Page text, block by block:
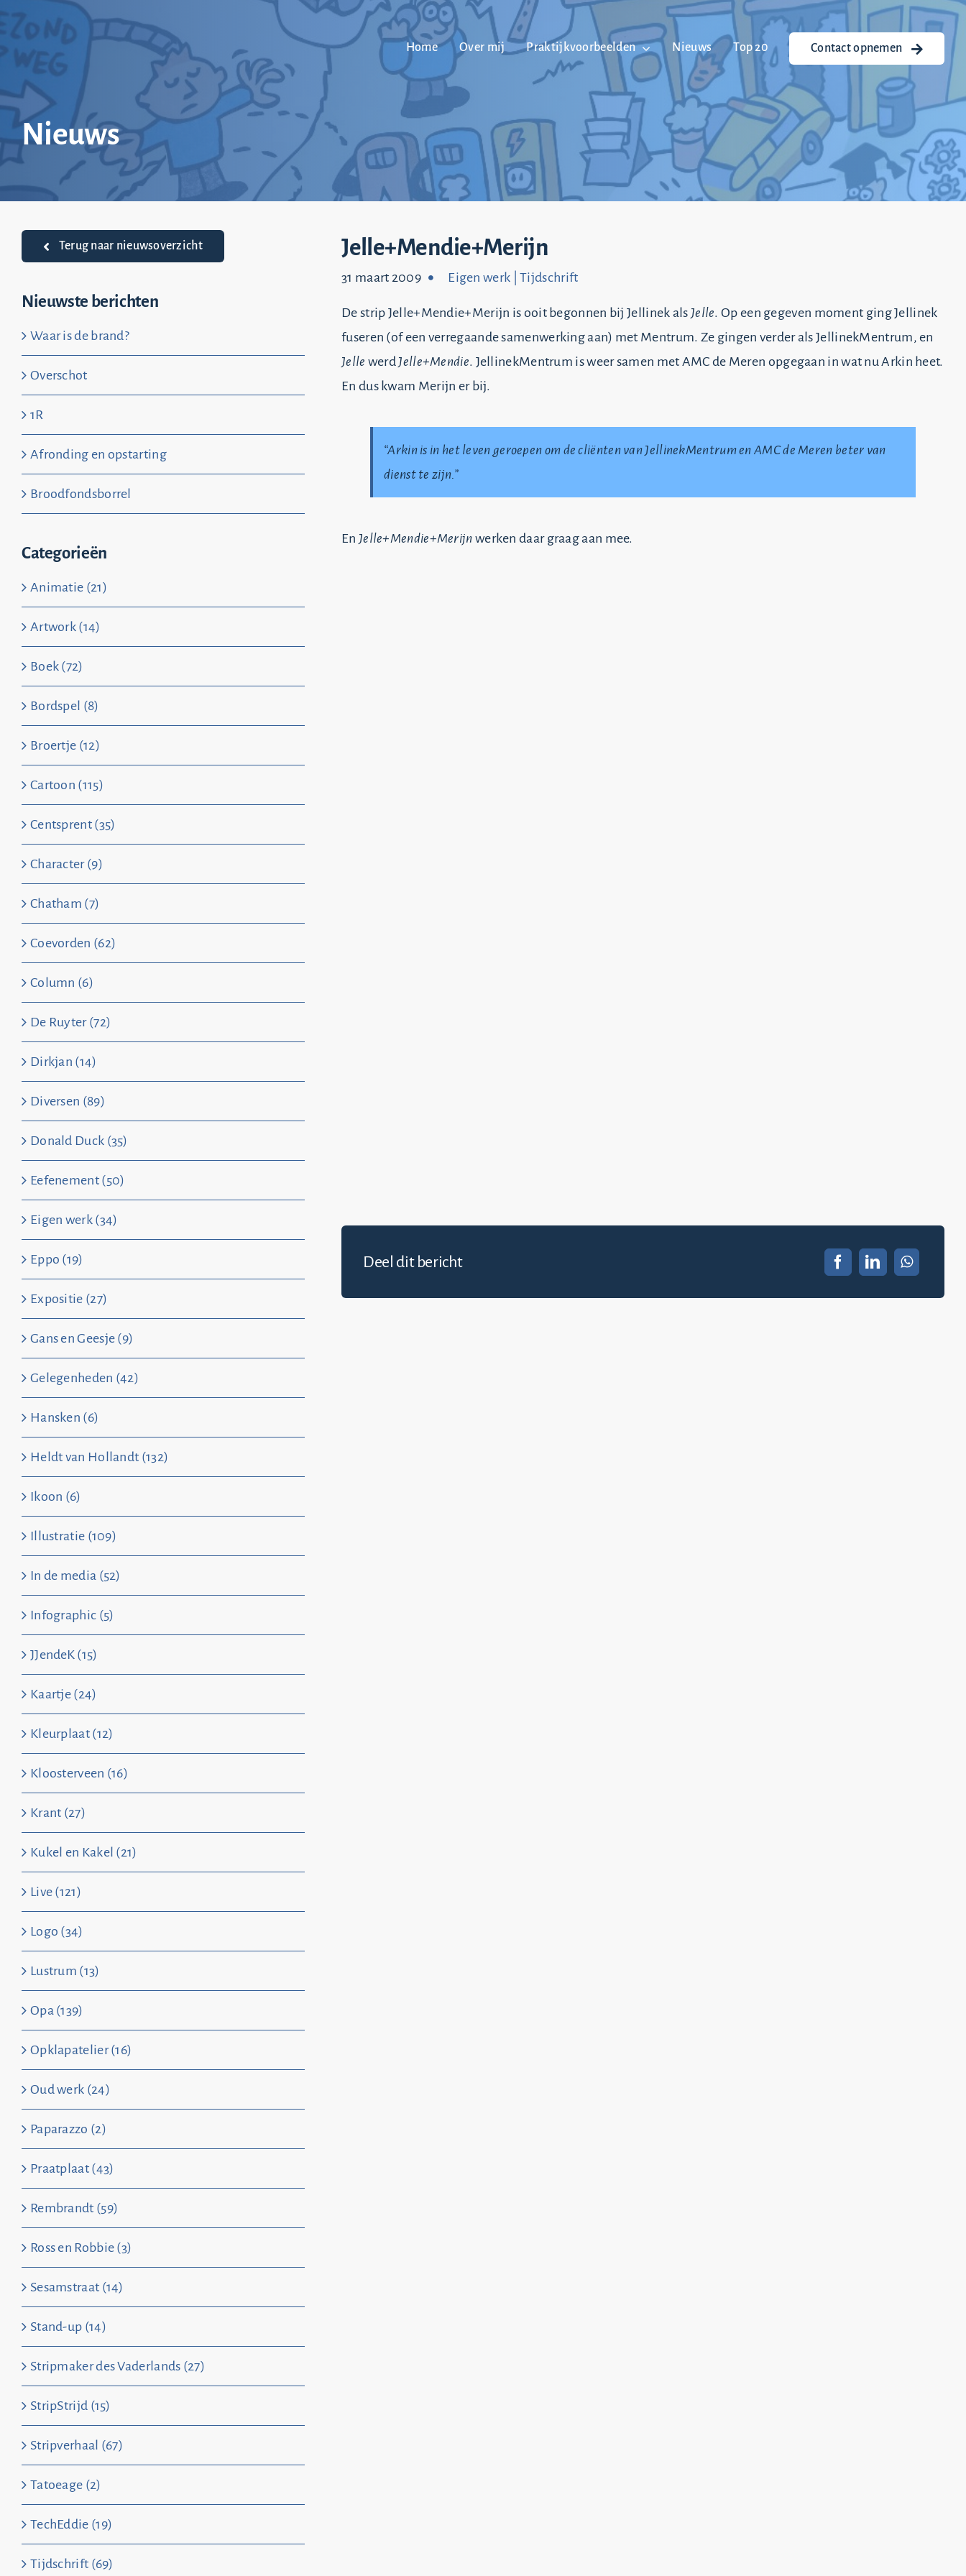
Ga
naar
inhoud
Home Over mij Praktijkvoorbeelden Nieuws Top 20 Contact opnemen
Nieuws
Terug naar nieuwsoverzicht
Nieuwste berichten
Waar is de brand?
Overschot
1R
Afronding en opstarting
Broodfondsborrel
Categorieën
Animatie (21)
Artwork (14)
Boek (72)
Bordspel (8)
Broertje (12)
Cartoon (115)
Centsprent (35)
Character (9)
Chatham (7)
Coevorden (62)
Column (6)
De Ruyter (72)
Dirkjan (14)
Diversen (89)
Donald Duck (35)
Eefenement (50)
Eigen werk (34)
Eppo (19)
Expositie (27)
Gans en Geesje (9)
Gelegenheden (42)
Hansken (6)
Heldt van Hollandt (132)
Ikoon (6)
Illustratie (109)
In de media (52)
Infographic (5)
JJendeK (15)
Kaartje (24)
Kleurplaat (12)
Kloosterveen (16)
Krant (27)
Kukel en Kakel (21)
Live (121)
Logo (34)
Lustrum (13)
Opa (139)
Opklapatelier (16)
Oud werk (24)
Paparazzo (2)
Praatplaat (43)
Rembrandt (59)
Ross en Robbie (3)
Sesamstraat (14)
Stand-up (14)
Stripmaker des Vaderlands (27)
StripStrijd (15)
Stripverhaal (67)
Tatoeage (2)
TechEddie (19)
Tijdschrift (69)
Jelle+Mendie+Merijn
31 maart 2009 Eigen werk |Tijdschrift
De strip Jelle+Mendie+Merijn is ooit begonnen bij Jellinek als Jelle. Op een gegeven moment ging Jellinek
fuseren (of een verregaande samenwerking aan) met Mentrum. Ze gingen verder als JellinekMentrum, en
Jelle werd Jelle+Mendie. JellinekMentrum is weer samen met AMC de Meren opgegaan in wat nu Arkin heet.
En dus kwam Merijn er bij.
“Arkin is in het leven geroepen om de cliënten van JellinekMentrum en AMC de Meren beter van
dienst te zijn.”
En Jelle+Mendie+Merijn werken daar graag aan mee.
Deel dit bericht